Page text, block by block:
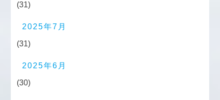
(31)
2025年7月
(31)
2025年6月
(30)